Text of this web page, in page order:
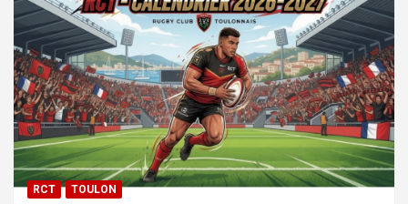
RCT TOULON